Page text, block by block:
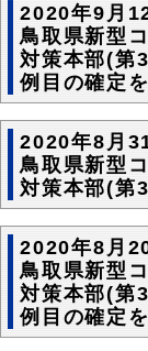
2020年9月
鳥取県新型
対策本部(第
例目の確定
2020年8月
鳥取県新型
対策本部(第
2020年8月
鳥取県新型
対策本部(第
例目の確定